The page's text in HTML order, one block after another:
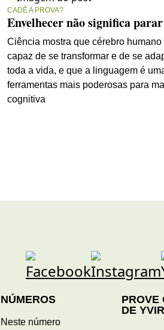
CADÊ A PROVA?
Envelhecer não significa
Ciência mostra que cérebro
capaz de se transformar e de se
toda a vida, e que a linguagem é
ferramentas mais poderosas para
cognitiva
NÚMEROS
Neste número
PROVE
DE